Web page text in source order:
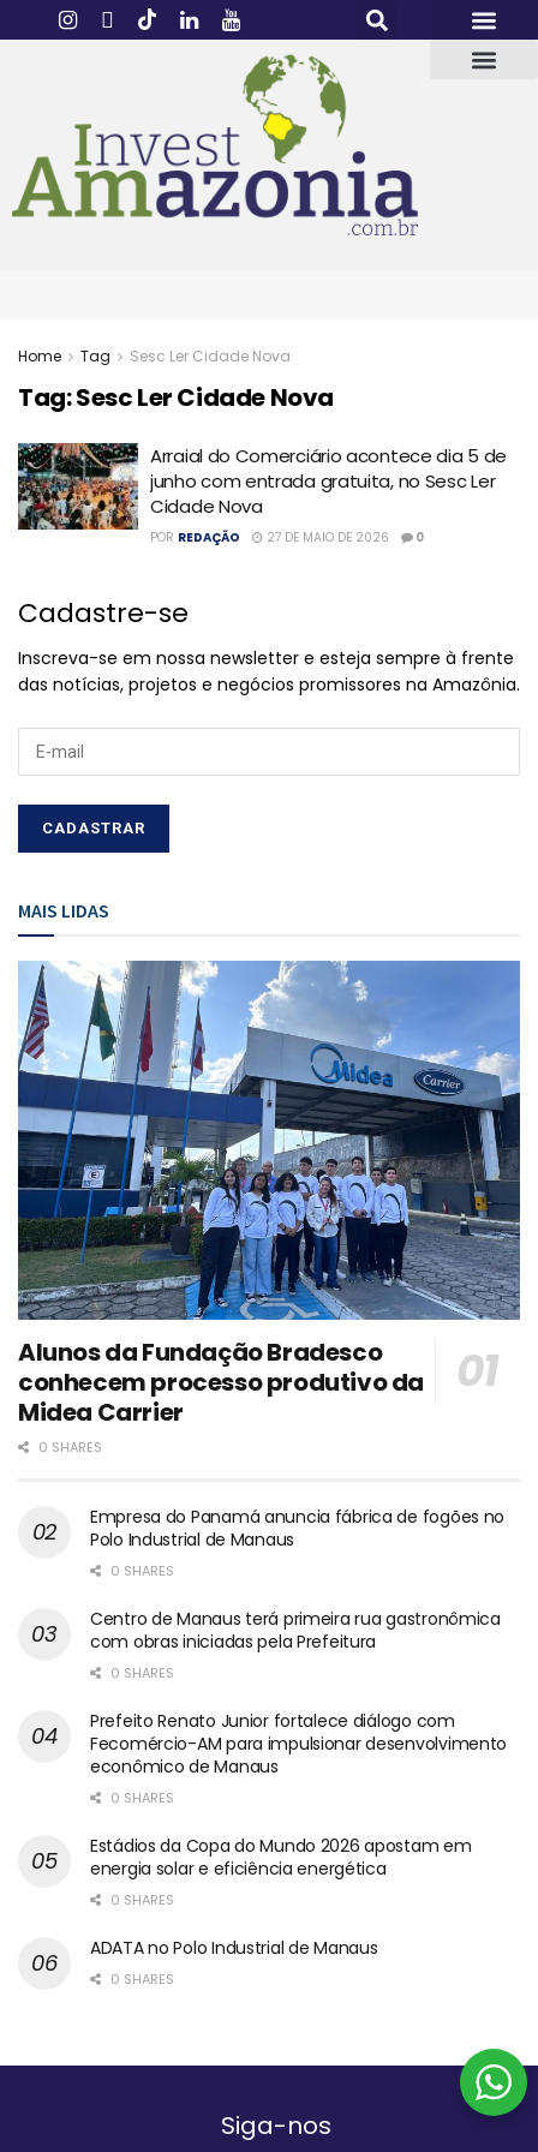
Home Tag Sesc Ler Cidade Nova
Tag:Sesc Ler Cidade Nova
Arraial do Comerciário acontece dia 5 de
junho com entrada gratuita, no Sesc Ler
Cidade Nova
POR REDAÇÃO 27 DE MAIO DE 2026 0
Cadastre-se
Inscreva-se em nossa newsletter e esteja sempre à frente
das notícias, projetos e negócios promissores na Amazônia.
MAIS LIDAS
Alunos da Fundação Bradesco
conhecem processo produtivo da
Midea Carrier
0 SHARES
Empresa do Panamá anuncia fábrica de fogões no
Polo Industrial de Manaus
0 SHARES
Centro de Manaus terá primeira rua gastronômica
com obras iniciadas pela Prefeitura
0 SHARES
Prefeito Renato Junior fortalece diálogo com
Fecomércio-AM para impulsionar desenvolvimento
econômico de Manaus
0 SHARES
Estádios da Copa do Mundo 2026 apostam em
energia solar e eficiência energética
0 SHARES
ADATA no Polo Industrial de Manaus
0 SHARES
Siga-nos